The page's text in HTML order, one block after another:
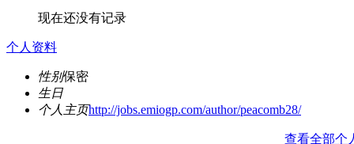
现在还没有记录
个人资料
性别保密
生日
个人主页http://jobs.emiogp.com/author/peacomb28/
查看全部个